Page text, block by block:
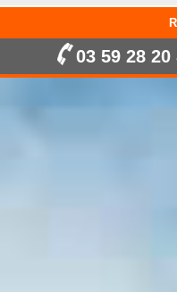
03 59 28 20